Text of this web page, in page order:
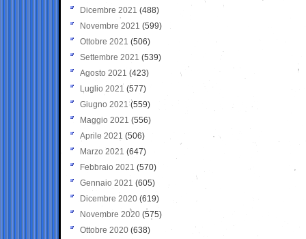
Dicembre 2021 (488)
Novembre 2021 (599)
Ottobre 2021 (506)
Settembre 2021 (539)
Agosto 2021 (423)
Luglio 2021 (577)
Giugno 2021(559)
Maggio 2021 (556)
Aprile 2021 (506)
Marzo 2021 (647)
Febbraio 2021 (570)
Gennaio 2021 (605)
Dicembre 2020 (619)
Novembre 2020 (575)
Ottobre 2020 (638)